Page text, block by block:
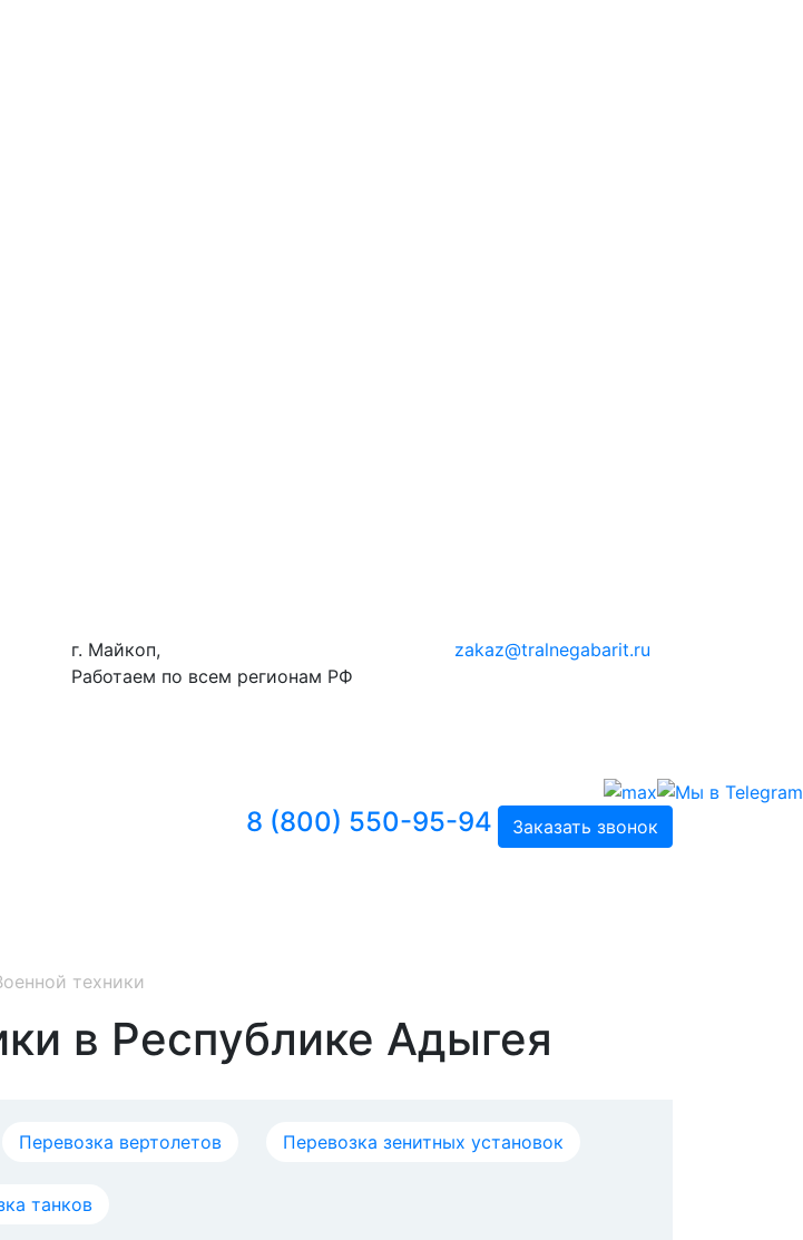
г. Майкоп,
Работаем по всем регионам РФ
zakaz@tralnegabarit.ru
8 (800) 550-95-94 Заказать звонок
техники
в Республике Адыгея
Перевозка вертолетов Перевозка зенитных установок
танков